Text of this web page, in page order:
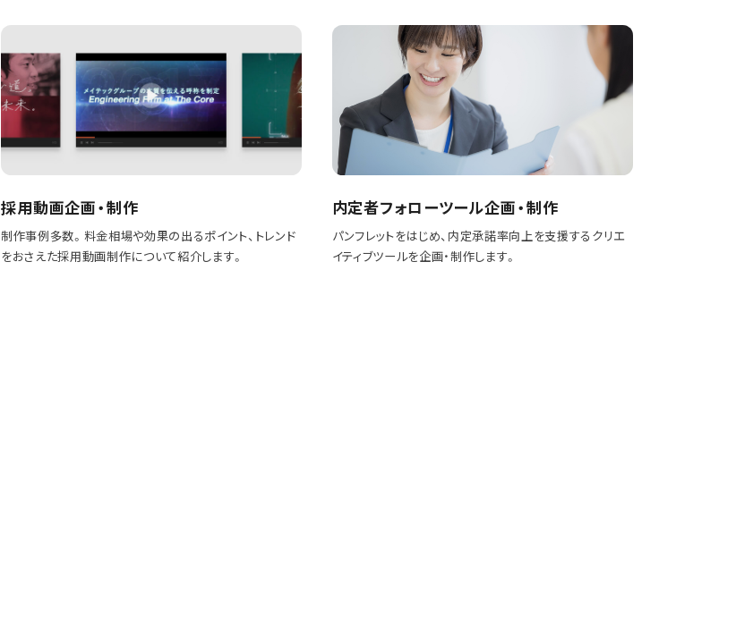
採用動画企画・制作
制作事例多数。料金相場や効果の出るポイント、トレンド
をおさえた採用動画制作について紹介します。
内定者フォローツール企画・制作
パンフレットをはじめ、内定承諾率向上を支援するクリエ
イティブツールを企画・制作します。